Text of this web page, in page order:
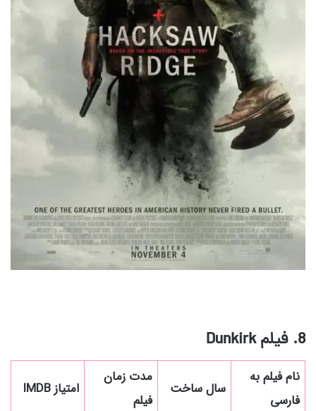
8. فیلم Dunkirk
نام فیلم به
فارسی
سال ساخت
مدت زمان
فیلم
امتیاز IMDB